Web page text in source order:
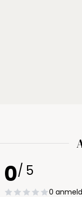
0/ 5
0